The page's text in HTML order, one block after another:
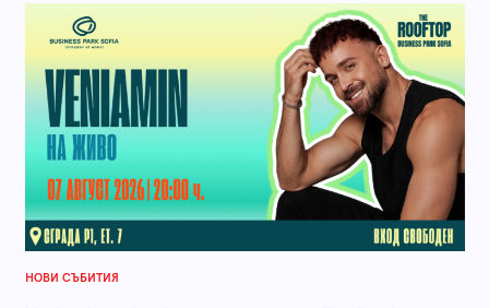
НОВИ СЪБИТИЯ